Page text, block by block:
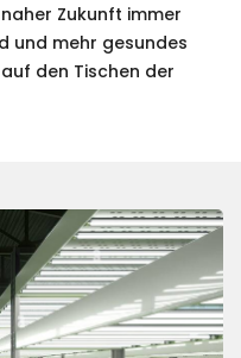
Zukunft immer
und mehr gesundes
den Tischen der